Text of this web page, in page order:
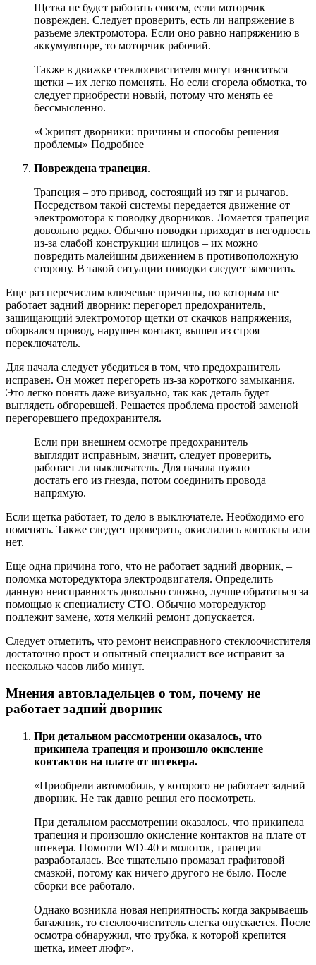
Щетка не будет работать совсем, если моторчик
поврежден. Следует проверить, есть ли напряжение в
разъеме электромотора. Если оно равно напряжению в
аккумуляторе, то моторчик рабочий.
Также в движке стеклоочистителя могут износиться
щетки – их легко поменять. Но если сгорела обмотка, то
следует приобрести новый, потому что менять ее
бессмысленно.
«Скрипят дворники: причины и способы решения
проблемы» Подробнее
Повреждена трапеция.
Трапеция – это привод, состоящий из тяг и рычагов.
Посредством такой системы передается движение от
электромотора к поводку дворников. Ломается трапеция
довольно редко. Обычно поводки приходят в негодность
из-за слабой конструкции шлицов – их можно
повредить малейшим движением в противоположную
сторону. В такой ситуации поводки следует заменить.
Еще раз перечислим ключевые причины, по которым не
работает задний дворник: перегорел предохранитель,
защищающий электромотор щетки от скачков напряжения,
оборвался провод, нарушен контакт, вышел из строя
переключатель.
Для начала следует убедиться в том, что предохранитель
исправен. Он может перегореть из-за короткого замыкания.
Это легко понять даже визуально, так как деталь будет
выглядеть обгоревшей. Решается проблема простой заменой
перегоревшего предохранителя.
Если при внешнем осмотре предохранитель
выглядит исправным, значит, следует проверить,
работает ли выключатель. Для начала нужно
достать его из гнезда, потом соединить провода
напрямую.
Если щетка работает, то дело в выключателе. Необходимо его
поменять. Также следует проверить, окислились контакты или
нет.
Еще одна причина того, что не работает задний дворник, –
поломка моторедуктора электродвигателя. Определить
данную неисправность довольно сложно, лучше обратиться за
помощью к специалисту СТО. Обычно моторедуктор
подлежит замене, хотя мелкий ремонт допускается.
Следует отметить, что ремонт неисправного стеклоочистителя
достаточно прост и опытный специалист все исправит за
несколько часов либо минут.
Мнения автовладельцев о том, почему не
работает задний дворник
При детальном рассмотрении оказалось, что
прикипела трапеция и произошло окисление
контактов на плате от штекера.
«Приобрели автомобиль, у которого не работает задний
дворник. Не так давно решил его посмотреть.
При детальном рассмотрении оказалось, что прикипела
трапеция и произошло окисление контактов на плате от
штекера. Помогли WD-40 и молоток, трапеция
разработалась. Все тщательно промазал графитовой
смазкой, потому как ничего другого не было. После
сборки все работало.
Однако возникла новая неприятность: когда закрываешь
багажник, то стеклоочиститель слегка опускается. После
осмотра обнаружил, что трубка, к которой крепится
щетка, имеет люфт».